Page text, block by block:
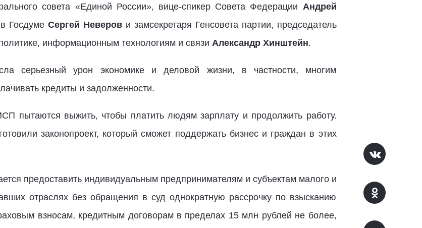
совета «Единой России», вице-спикер Совета Федерации Андрей
Госдуме Сергей Неверов и замсекретаря Генсовета партии, председатель
информационным технологиям и связи Александр Хинштейн.
серьезный урон экономике и деловой жизни, в частности, многим
кредиты и задолженности.
пытаются выжить, чтобы платить людям зарплату и продолжить работу.
законопроект, который сможет поддержать бизнес и граждан в этих
предоставить индивидуальным предпринимателям и субъектам малого и
отраслях без обращения в суд однократную рассрочку по взысканию
взносам, кредитным договорам в пределах 15 млн рублей не более,